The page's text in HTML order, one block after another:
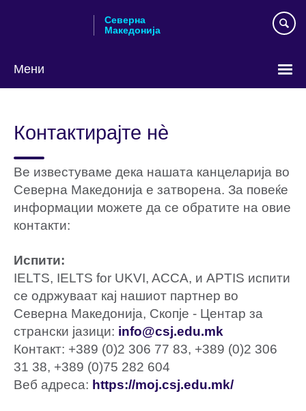
Северна
Македонија
Мени
вашиот
Контактирајте нè
Ве известуваме дека нашата канцеларија во
Северна Македонија е затворена. За повеќе
информации можете да се обратите на овие
контакти:
Испити:
IELTS, IELTS for UKVI, ACCA, и APTIS испити
се одржуваат кај нашиот партнер во
Северна Македонија, Скопје - Центар за
странски јазици: info@csj.edu.mk
Контакт: +389 (0)2 306 77 83, +389 (0)2 306
31 38, +389 (0)75 282 604
Веб адреса: https://moj.csj.edu.mk/